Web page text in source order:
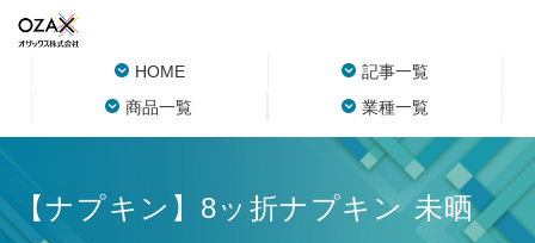
HOME
記事一覧
商品一覧
業種一覧
【ナプキン】8ッ折ナプキン 未晒